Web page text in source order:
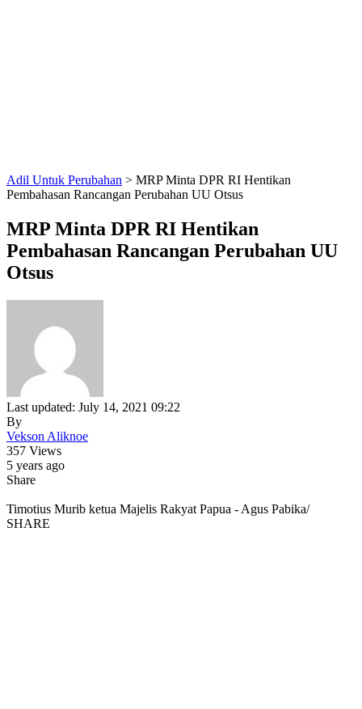
Adil Untuk Perubahan > MRP Minta DPR RI Hentikan
Pembahasan Rancangan Perubahan UU Otsus
MRP Minta DPR RI Hentikan
Pembahasan Rancangan Perubahan UU
Otsus
Last updated: July 14, 2021 09:22
By
Vekson Aliknoe
357 Views
5 years ago
Share
Timotius Murib ketua Majelis Rakyat Papua - Agus Pabika/
SHARE